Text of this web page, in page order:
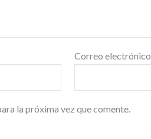
Correo electrónico
la próxima vez que comente.